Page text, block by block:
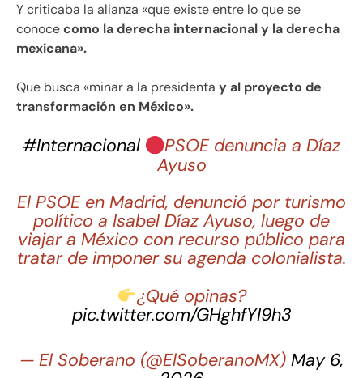
Y criticaba la alianza «que existe entre lo que se
conocecomo la derecha internacional y la derecha
mexicana».
Que busca «minar a la presidenta y al proyecto de
transformación en México».
#Internacional
PSOE denuncia a Díaz
Ayuso
El PSOE en Madrid, denunció por turismo
político a Isabel Díaz Ayuso, luego de
viajar a México con recurso público para
tratar de imponer su agenda colonialista.
¿Qué opinas?
pic.twitter.com/GHghfYI9h3
— El Soberano (@ElSoberanoMX) May 6,